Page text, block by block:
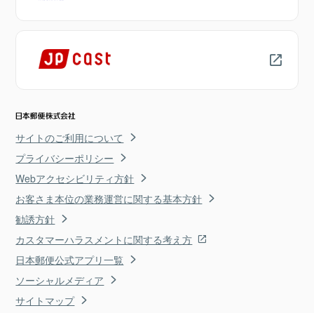
サイトのご利用について
プライバシーポリシー
Webアクセシビリティ方針
お客さま本位の業務運営に関する基本方針
勧誘方針
カスタマーハラスメントに関する考え方
日本郵便公式アプリ一覧
ソーシャルメディア
サイトマップ